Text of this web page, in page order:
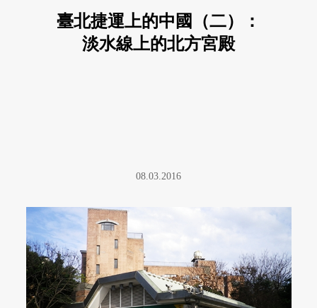
臺北捷運上的中國（二）：
淡水線上的北方宮殿
08.03.2016